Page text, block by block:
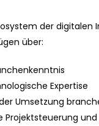
der digitalen
über:
Expertise
Umsetzung
Projektsteuerung